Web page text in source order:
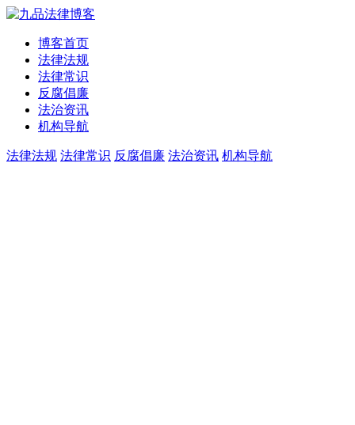
博客首页
法律法规
法律常识
反腐倡廉
法治资讯
机构导航
法律法规 法律常识 反腐倡廉 法治资讯 机构导航